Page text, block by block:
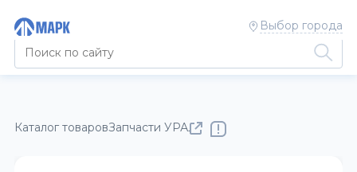
Выбор города
Каталог товаровЗапчасти УРАЛПередний мост УРАЛ